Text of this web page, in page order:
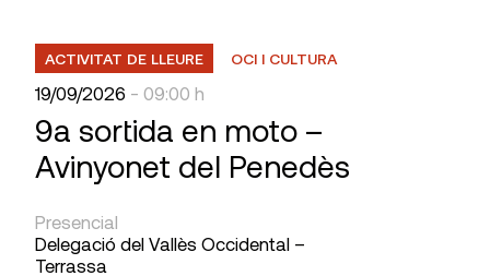
ACTIVITAT DE LLEURE OCI I CULTURA
19/09/2026 - 09:00 h
9a sortida en moto –
Avinyonet del Penedès
Presencial
Delegació del Vallès Occidental –
Terrassa